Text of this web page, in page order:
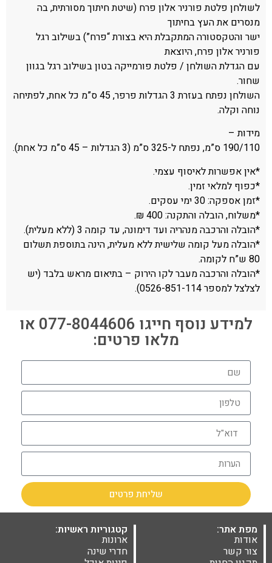
לשולחן פלטת פורניר אלון פרח (שיטת חיתוך מסורתית, בה
מנסרים את העץ בחיתוך
ישר והטקסטורה המתקבלת היא בצורת “פרח”) בשילוב רגל
פורניר אלון פרח, היוצאת
עם הגדלת השולחן / פלטת פורמייקה בטון בשילוב רגל בגוון
שחור.
השולחן נפתח בעזרת 3 הגדלות פרפר, 45 ס”מ כל אחת, לפתיחה
נוחה וקלה.
מידות –
190/110 ס”מ, נפתח ל-325 ס”מ (3 הגדלות – 45 ס”מ כל אחת).
*אין אפשרות לאיסוף עצמי.
*כפוף למלאי זמין.
*זמן אספקה: 30 ימי עסקים.
*משלוח, הובלה והתקנה: 400 ₪.
*הובלה והרכבה מנהריה ועד דימונה, עד קומה 3 (ללא מעלית).
*הובלה מעל קומה שלישית ללא מעלית, הינה בתוספת תשלום
80 ש”ח לקומה.
*הובלה והרכבה מעבר לקו הירוק – בתיאום מראש בלבד (יש
לצלצל למספר 0526-851-114).
למידע נוסף חייגו 077-8044606 או
מלאו פרטים:
שליחת פרטים
מפת אתר:
אודות
צור קשר
קטגוריות ראשיות:
ארונות
חדרי שינה